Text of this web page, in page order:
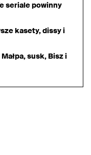
seriale powinny
kasety, dissy i
susk, Bisz i